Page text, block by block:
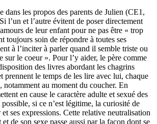
dans les propos des parents de Julien (CE1,
l’un et l’autre évitent de poser directement
de leur enfant pour ne pas être « trop
toujours soin de répondre à toutes ses
à l’inciter à parler quand il semble triste ou
sur le coeur ». Pour l’y aider, le père comme
des livres abordant les chagrins
prennent le temps de les lire avec lui, chaque
notamment au moment du coucher. En
en cause le caractère adulte et sexué des
si ce n’est légitime, la curiosité de
ses expressions. Cette relative neutralisation
et de son sexe passe aussi par la façon dont se